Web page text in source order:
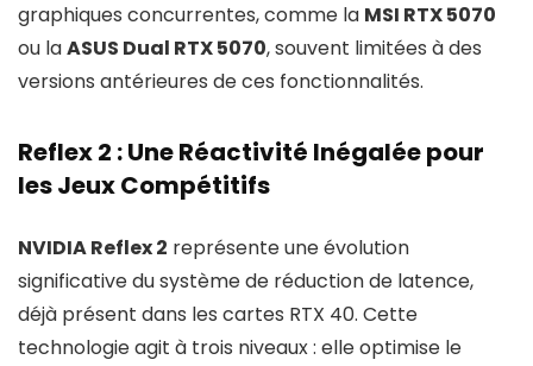
graphiques concurrentes, comme la MSI RTX 5070
ou laASUS Dual RTX 5070, souvent limitées à des
versions antérieures de ces fonctionnalités.
Reflex 2 : Une Réactivité Inégalée pour
les Jeux Compétitifs
NVIDIA Reflex 2 représente une évolution
significative du système de réduction de latence,
déjà présent dans les cartes RTX 40. Cette
technologie agit à trois niveaux : elle optimise le